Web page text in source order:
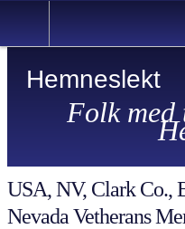
Hemneslekt
Folk
USA, NV, Clark Co.,
Nevada Vetherans